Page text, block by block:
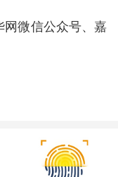
微信公众号、嘉